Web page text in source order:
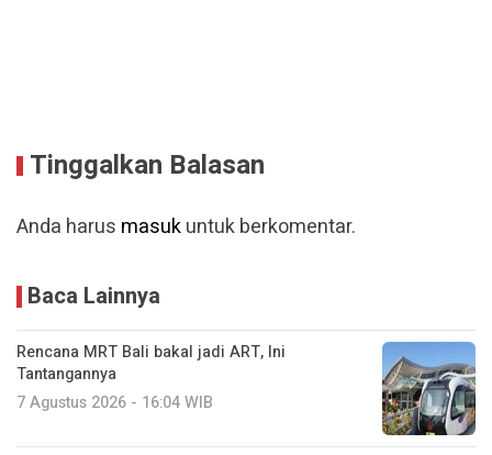
Tinggalkan Balasan
Anda harus masukuntuk berkomentar.
Baca Lainnya
Rencana MRT Bali bakal jadi ART, Ini
Tantangannya
7 Agustus 2026 - 16:04 WIB